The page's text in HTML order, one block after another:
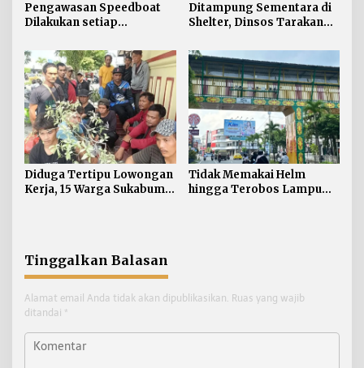
Pengawasan Speedboat
Dilakukan setiap
Acuan Laik Laut
Ditampung Sementara di
Shelter, Dinsos Tarakan
Pekerja Asal Jawa Barat
Diduga Tertipu Lowongan
Kerja, 15 Warga Sukabumi
Tidak Memakai Helm
hingga Terobos Lampu
Tinggalkan Balasan
Alamat email Anda tidak akan dipublikasikan. Ruas yang wajib
ditandai *